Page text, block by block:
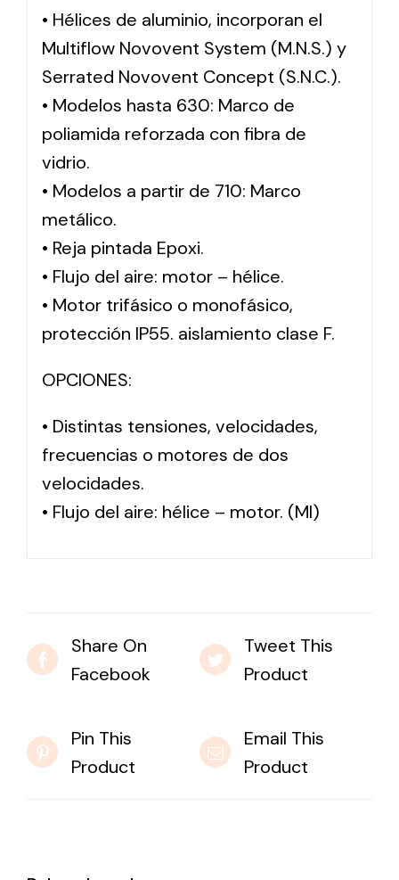
• Hélices de aluminio, incorporan el
Multiflow Novovent System (M.N.S.) y
Serrated Novovent Concept (S.N.C.).
• Modelos hasta 630: Marco de
poliamida reforzada con fibra de
vidrio.
• Modelos a partir de 710: Marco
metálico.
• Reja pintada Epoxi.
• Flujo del aire: motor – hélice.
• Motor trifásico o monofásico,
protección IP55. aislamiento clase F.
OPCIONES:
• Distintas tensiones, velocidades,
frecuencias o motores de dos
velocidades.
• Flujo del aire: hélice – motor. (MI)
Share On
Facebook
Tweet This
Product
Pin This
Product
Email This
Product